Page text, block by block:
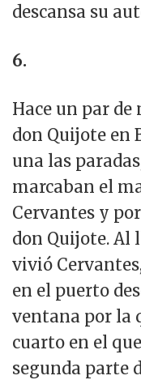
descansa su
6.
Hace un par de
don Quijote en
una las
marcaban el
Cervantes y
don Quijote. Al
vivió
en el puerto
ventana por la
cuarto en el
segunda parte